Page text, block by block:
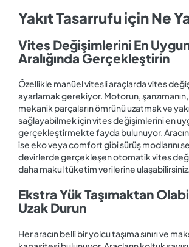
Yakıt Tasarrufu için Ne
Vites Değişimlerini En
Aralığında Gerçekleştirin
Özellikle manüel vitesli araçlarda vites
ayarlamak gerekiyor. Motorun,
mekanik parçaların ömrünü uzatmak ve
sağlayabilmek için vites değişimlerini en
gerçekleştirmekte fayda bulunuyor.
ise eko veya comfort gibi sürüş modlarını
devirlerde gerçekleşen otomatik vites
daha makul tüketim verilerine ulaşabilirsiniz.
Ekstra Yük Taşımaktan
Uzak Durun
Her aracın belli bir yolcu taşıma sınırı ve